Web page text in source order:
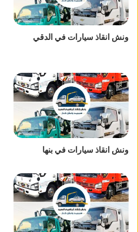
ونش انقاذ سيارات في الدقي
ونش انقاذ سيارات في بنها